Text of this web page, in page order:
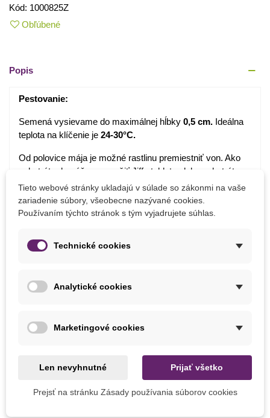
Kód: 1000825Z
Obľúbené
Popis
Pestovanie:
Semená vysievame do maximálnej hĺbky 0,5 cm. Ideálna
teplota na klíčenie je 24-30°C.
Od polovice mája je možné rastlinu premiestniť von. Ako
substrát odporúčame použiť Jiffy tablety alebo substrát pre
chilli a paradajky.
Pôdu udržujeme neustále vlhkú, stanovište
slnečné. Výhodou je veľmi krátka vegetačná doba, okolo
Výška Rastliny 65 - 90 cm
Pálivosť Stredne štipľavé
Pestovanie V interiéri
Tieto webové stránky ukladajú v súlade so zákonmi na vaše
zariadenie súbory, všeobecne nazývané cookies.
Používaním týchto stránok s tým vyjadrujete súhlas.
Technické cookies
Analytické cookies
Marketingové cookies
Len nevyhnutné Prijať všetko
Prejsť na stránku Zásady používania súborov cookies